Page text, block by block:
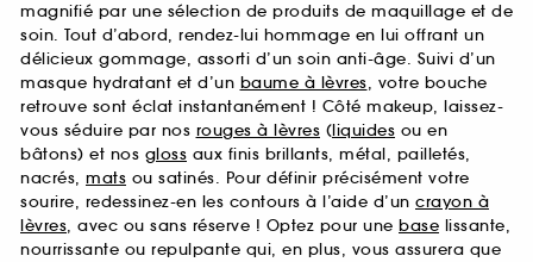
magnifié par une sélection de produits de maquillage et de
soin. Tout d’abord, rendez-lui hommage en lui offrant un
délicieux gommage, assorti d’un soin anti-âge. Suivi d’un
masque hydratant et d’un baume à lèvres, votre bouche
retrouve sont éclat instantanément ! Côté makeup, laissez-
vous séduire par nos rouges à lèvres (liquides ou en
bâtons) et nos gloss aux finis brillants, métal, pailletés,
nacrés, mats ou satinés. Pour définir précisément votre
sourire, redessinez-en les contours à l’aide d’un crayon à
lèvres, avec ou sans réserve ! Optez pour une base lissante,
nourrissante ou repulpante qui, en plus, vous assurera que